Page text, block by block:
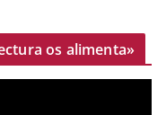
os alimenta»